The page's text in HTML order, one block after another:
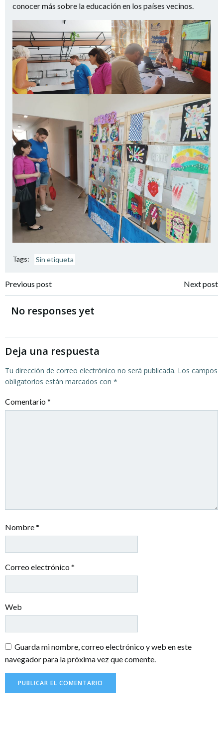
conocer más sobre la educación en los países vecinos.
Tags: Sin etiqueta
Navegación
por
las
entradas
Previous post
Navegación
las
Next post
No responses yet
Deja una respuesta
Tu dirección de correo electrónico no será publicada. Los campos
obligatorios están marcados con *
Comentario*
Nombre*
Correo electrónico*
Web
Guarda mi nombre, correo electrónico y web en este
navegador para la próxima vez que comente.